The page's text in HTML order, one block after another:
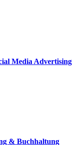
Media Advertising
& Buchhaltung